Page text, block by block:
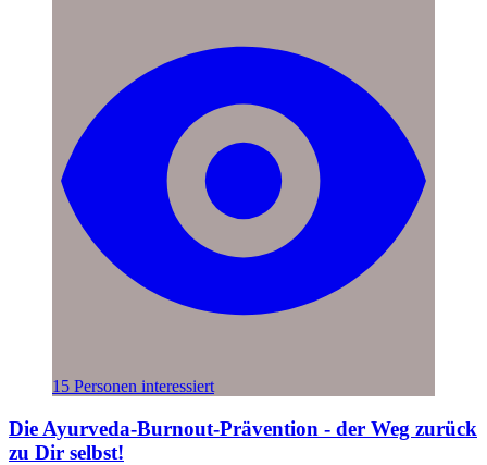
15 Personen interessiert
Die Ayurveda-Burnout-Prävention - der Weg zurück
zu Dir selbst!